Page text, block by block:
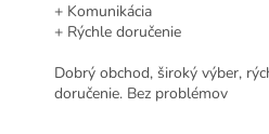
+ Komunikácia
+ Rýchle doručenie
Dobrý obchod, široký výber,
doručenie. Bez problémov